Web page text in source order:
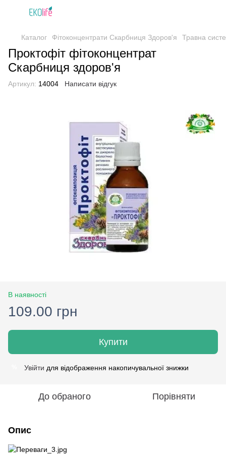
Каталог Фітоконцентрати Скарбниця Здоров'я Травна
Проктофіт фітоконцентрат
Скарбниця здоров'я
Артикул: 14004 Написати відгук
В наявності
109.00 грн
Купити
Увійти для відображення накопичувальної знижки
До обраного Порівняти
Опис